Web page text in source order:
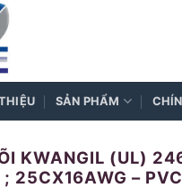
SẢN PHẨM
KWANGIL (UL)
25CX16AWG –